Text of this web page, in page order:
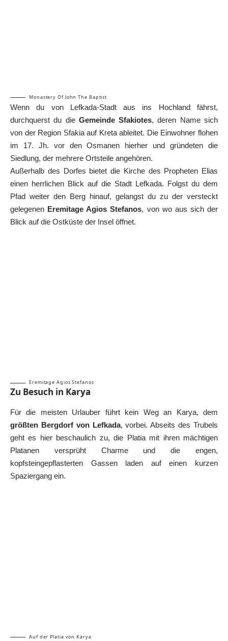
Monastery Of John The Baptist
Wenn du von Lefkada-Stadt aus ins Hochland fährst,
durchquerst du die Gemeinde Sfakiotes, deren Name sich
von der Region Sfakia auf Kreta ableitet. Die Einwohner flohen
im 17. Jh. vor den Osmanen hierher und gründeten die
Siedlung, der mehrere Ortsteile angehören.
Außerhalb des Dorfes bietet die Kirche des Propheten Elias
einen herrlichen Blick auf die Stadt Lefkada. Folgst du dem
Pfad weiter den Berg hinauf, gelangst du zu der versteckt
gelegenen Eremitage Agios Stefanos, von wo aus sich der
Blick auf die Ostküste der Insel öffnet.
Eremitage Agios Stefanos
Zu Besuch in Karya
Für die meisten Urlauber führt kein Weg an Karya, dem
größten Bergdorf von Lefkada, vorbei. Abseits des Trubels
geht es hier beschaulich zu, die Platia mit ihren mächtigen
Platanen versprüht Charme und die engen,
kopfsteingepflasterten Gassen laden auf einen kurzen
Spaziergang ein.
Auf der Platia von Karya